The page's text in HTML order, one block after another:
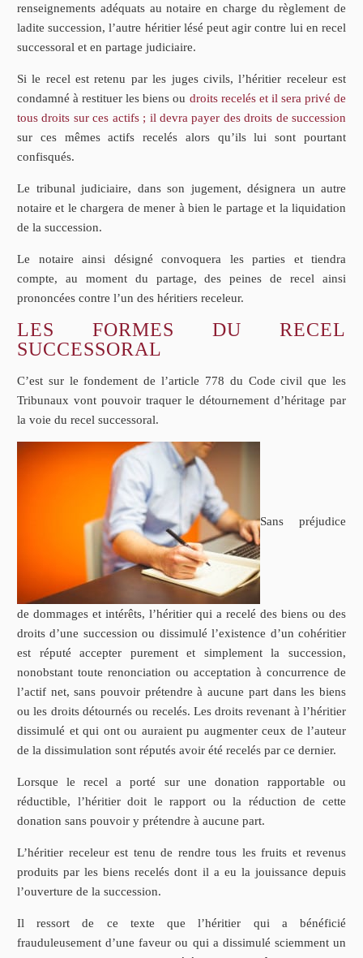
renseignements adéquats au notaire en charge du règlement de
ladite succession, l’autre héritier lésé peut agir contre lui en recel
successoral et en partage judiciaire.
Si le recel est retenu par les juges civils, l’héritier receleur est
condamné à restituer les biens ou droits recelés et il sera privé de
tous droits sur ces actifs ; il devra payer des droits de succession
sur ces mêmes actifs recelés alors qu’ils lui sont pourtant
confisqués.
Le tribunal judiciaire, dans son jugement, désignera un autre
notaire et le chargera de mener à bien le partage et la liquidation
de la succession.
Le notaire ainsi désigné convoquera les parties et tiendra
compte, au moment du partage, des peines de recel ainsi
prononcées contre l’un des héritiers receleur.
LES FORMES DU RECEL
SUCCESSORAL
C’est sur le fondement de l’article 778 du Code civil que les
Tribunaux vont pouvoir traquer le détournement d’héritage par
la voie du recel successoral.
Sans préjudice
de dommages et intérêts, l’héritier qui a recelé des biens ou des
droits d’une succession ou dissimulé l’existence d’un cohéritier
est réputé accepter purement et simplement la succession,
nonobstant toute renonciation ou acceptation à concurrence de
l’actif net, sans pouvoir prétendre à aucune part dans les biens
ou les droits détournés ou recelés. Les droits revenant à l’héritier
dissimulé et qui ont ou auraient pu augmenter ceux de l’auteur
de la dissimulation sont réputés avoir été recelés par ce dernier.
Lorsque le recel a porté sur une donation rapportable ou
réductible, l’héritier doit le rapport ou la réduction de cette
donation sans pouvoir y prétendre à aucune part.
L’héritier receleur est tenu de rendre tous les fruits et revenus
produits par les biens recelés dont il a eu la jouissance depuis
l’ouverture de la succession.
Il ressort de ce texte que l’héritier qui a bénéficié
frauduleusement d’une faveur ou qui a dissimulé sciemment un